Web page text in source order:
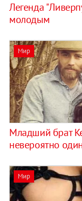
Легенда
молодым
Мир
Младший брат
невероятно
Мир